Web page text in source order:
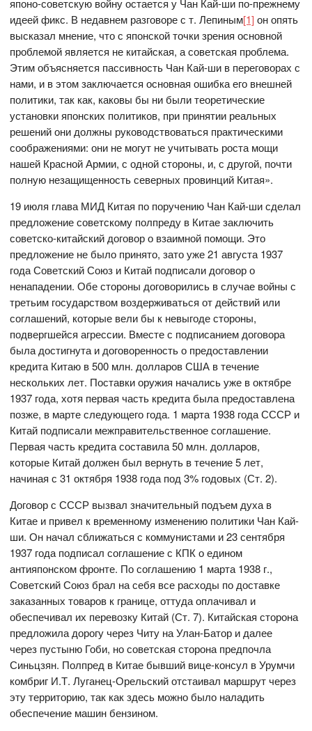
японо-советскую войну остается у Чан Кай-ши по-прежнему
идеей фикс. В недавнем разговоре с т. Лепиным[1] он опять
высказал мнение, что с японской точки зрения основной
проблемой является не китайская, а советская проблема.
Этим объясняется пассивность Чан Кай-ши в переговорах с
нами, и в этом заключается основная ошибка его внешней
политики, так как, каковы бы ни были теоретические
установки японских политиков, при принятии реальных
решений они должны руководствоваться практическими
соображениями: они не могут не учитывать роста мощи
нашей Красной Армии, с одной стороны, и, с другой, почти
полную незащищенность северных провинций Китая».
19 июля глава МИД Китая по поручению Чан Кай-ши сделал
предложение советскому полпреду в Китае заключить
советско-китайский договор о взаимной помощи. Это
предложение не было принято, зато уже 21 августа 1937
года Советский Союз и Китай подписали договор о
ненападении. Обе стороны договорились в случае войны с
третьим государством воздерживаться от действий или
соглашений, которые вели бы к невыгоде стороны,
подвергшейся агрессии. Вместе с подписанием договора
была достигнута и договоренность о предоставлении
кредита Китаю в 500 млн. долларов США в течение
нескольких лет. Поставки оружия начались уже в октябре
1937 года, хотя первая часть кредита была предоставлена
позже, в марте следующего года. 1 марта 1938 года СССР и
Китай подписали межправительственное соглашение.
Первая часть кредита составила 50 млн. долларов,
которые Китай должен был вернуть в течение 5 лет,
начиная с 31 октября 1938 года под 3% годовых (Ст. 2).
Договор с СССР вызвал значительный подъем духа в
Китае и привел к временному изменению политики Чан Кай-
ши. Он начал сближаться с коммунистами и 23 сентября
1937 года подписал соглашение с КПК о едином
антияпонском фронте. По соглашению 1 марта 1938 г.,
Советский Союз брал на себя все расходы по доставке
заказанных товаров к границе, оттуда оплачивал и
обеспечивал их перевозку Китай (Ст. 7). Китайская сторона
предложила дорогу через Читу на Улан-Батор и далее
через пустыню Гоби, но советская сторона предпочла
Синьцзян. Полпред в Китае бывший вице-консул в Урумчи
комбриг И.Т. Луганец-Орельский отстаивал маршрут через
эту территорию, так как здесь можно было наладить
обеспечение машин бензином.